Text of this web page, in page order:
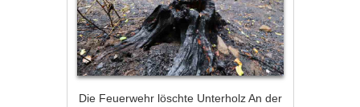
Die Feuerwehr löschte Unterholz An der